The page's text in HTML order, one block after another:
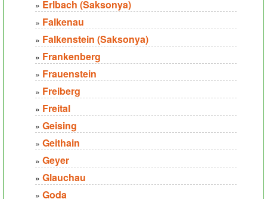
» Erlbach (Saksonya)
» Falkenau
» Falkenstein (Saksonya)
» Frankenberg
» Frauenstein
» Freiberg
» Freital
» Geising
» Geithain
» Geyer
» Glauchau
» Goda